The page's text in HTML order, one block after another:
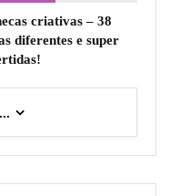
criativas – 38
diferentes e super